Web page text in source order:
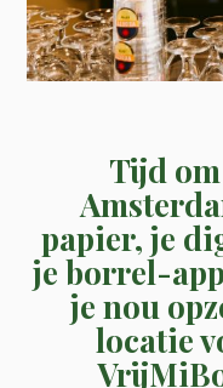
Tijd
papier, je
je borrel-
je nou
locatie